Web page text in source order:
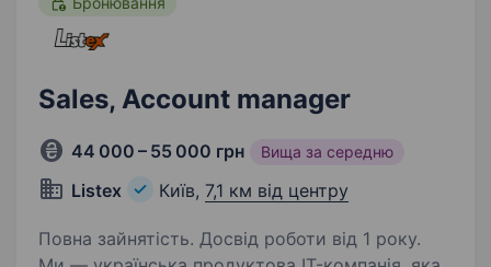
Sales, Account manager
44 000 – 55 000 грн Вища за середню
Listex Київ, 7,1 км від центру
Повна зайнятість. Досвід роботи від 1 року.